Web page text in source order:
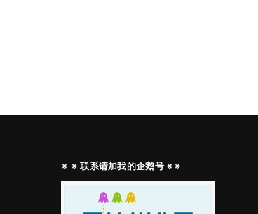
※ ※ 联系请加我的企鹅号 ※※